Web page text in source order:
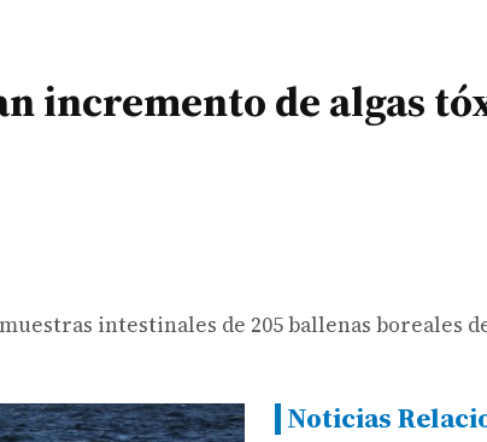
incremento de algas
intestinales de 205 ballenas boreales
Noticias